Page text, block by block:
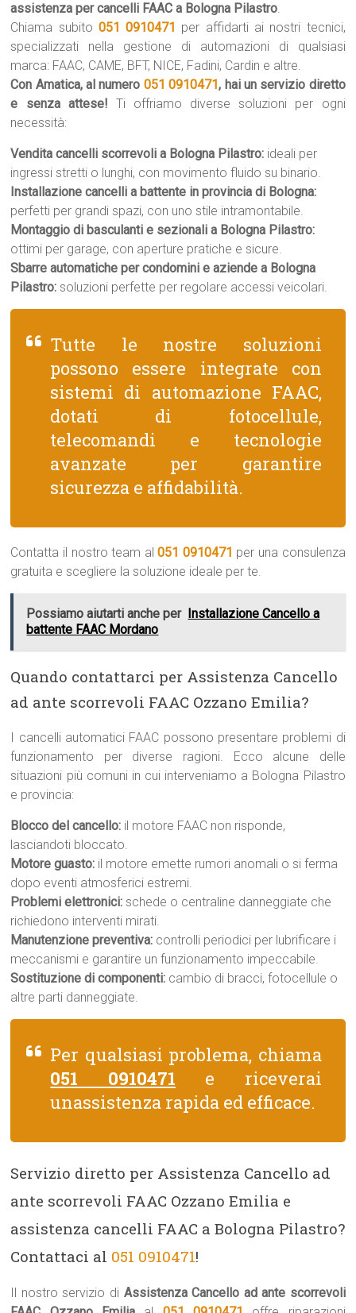
assistenza per cancelli FAAC a Bologna Pilastro.
Chiama subito 051 0910471 per affidarti ai nostri tecnici,
specializzati nella gestione di automazioni di qualsiasi
marca: FAAC, CAME, BFT, NICE, Fadini, Cardin e altre.
Con Amatica, al numero 051 0910471, hai un servizio diretto
e senza attese! Ti offriamo diverse soluzioni per ogni
necessità:
Vendita cancelli scorrevoli a Bologna Pilastro: ideali per
ingressi stretti o lunghi, con movimento fluido su binario.
Installazione cancelli a battente in provincia di Bologna:
perfetti per grandi spazi, con uno stile intramontabile.
Montaggio di basculanti e sezionali a Bologna Pilastro:
ottimi per garage, con aperture pratiche e sicure.
Sbarre automatiche per condomini e aziende a Bologna
Pilastro: soluzioni perfette per regolare accessi veicolari.
Tutte le nostre soluzioni
possono essere integrate con
sistemi di automazione FAAC,
dotati di fotocellule,
telecomandi e tecnologie
avanzate per garantire
sicurezza e affidabilità.
Contatta il nostro team al051 0910471 per una consulenza
gratuita e scegliere la soluzione ideale per te.
Possiamo aiutarti anche per Installazione Cancello a
battente FAAC Mordano
Quando contattarci per Assistenza Cancello
ad ante scorrevoli FAAC Ozzano Emilia?
I cancelli automatici FAAC possono presentare problemi di
funzionamento per diverse ragioni. Ecco alcune delle
situazioni più comuni in cui interveniamo a Bologna Pilastro
e provincia:
Blocco del cancello: il motore FAAC non risponde,
lasciandoti bloccato.
Motore guasto: il motore emette rumori anomali o si ferma
dopo eventi atmosferici estremi.
Problemi elettronici: schede o centraline danneggiate che
richiedono interventi mirati.
Manutenzione preventiva: controlli periodici per lubrificare i
meccanismi e garantire un funzionamento impeccabile.
Sostituzione di componenti: cambio di bracci, fotocellule o
altre parti danneggiate.
Per qualsiasi problema, chiama
051 0910471 e riceverai
unassistenza rapida ed efficace.
Servizio diretto per Assistenza Cancello ad
ante scorrevoli FAAC Ozzano Emilia e
assistenza cancelli FAAC a Bologna Pilastro?
Contattaci al 051 0910471!
Il nostro servizio di Assistenza Cancello ad ante scorrevoli